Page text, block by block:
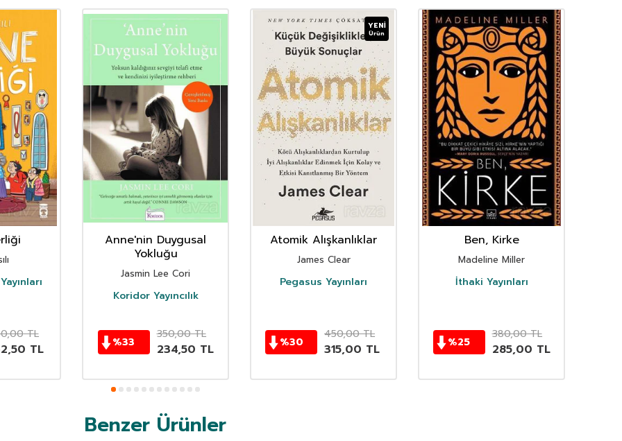
TL
TL
Anne'nin Duygusal
Yokluğu
Jasmin Lee Cori
Koridor Yayıncılık
%33
350,00TL
234,50 TL
YENI
Ürün
Atomik Alışkanlıklar
James Clear
Pegasus Yayınları
%30
450,00TL
315,00 TL
Ben, Kirke
Madeline Miller
İthaki Yayınları
%25
380,00TL
285,00 TL
Benzer Ürünler